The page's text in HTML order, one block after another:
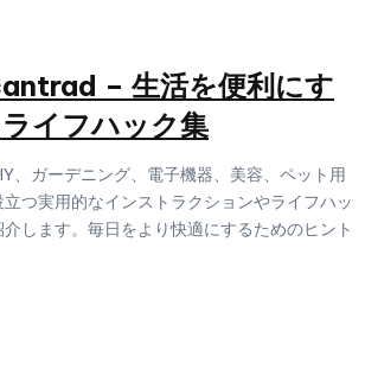
– 生活を便利にす
イフハック集
、ガーデニング、電子機器、美容、ペット用
つ実用的なインストラクションやライフハッ
します。毎日をより快適にするためのヒント